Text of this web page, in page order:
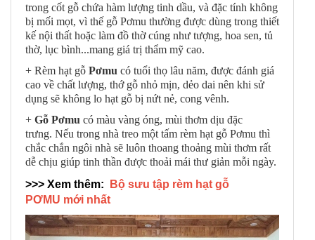
trong cốt gỗ chứa hàm lượng tinh dầu, và đặc tính không
bị mối mọt, vì thế gỗ Pơmu thường được dùng trong thiết
kế nội thất hoặc làm đồ thờ cúng như tượng, hoa sen, tủ
thờ, lục bình...mang giá trị thẩm mỹ cao.
+ Rèm hạt gỗ Pơmu có tuổi thọ lâu năm, được đánh giá
cao về chất lượng, thớ gỗ nhỏ mịn, dẻo dai nên khi sử
dụng sẽ không lo hạt gỗ bị nứt nẻ, cong vênh.
+ Gỗ Pơmu có màu vàng óng, mùi thơm dịu đặc
trưng. Nếu trong nhà treo một tấm rèm hạt gỗ Pơmu thì
chắc chắn ngôi nhà sẽ luôn thoang thoảng mùi thơm rất
dễ chịu giúp tinh thần được thoải mái thư giản mỗi ngày.
>>> Xem thêm:
Bộ sưu tập rèm hạt gỗ
PƠMU mới nhất